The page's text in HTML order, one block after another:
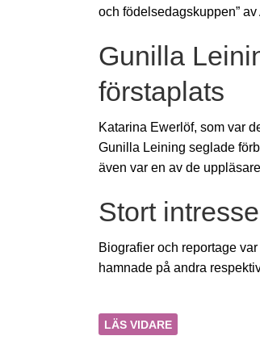
och födelsedagskuppen”
Gunilla
förstaplats
Katarina Ewerlöf, som var
Gunilla Leining seglade
även var en av de
Stort
Biografier och reportage
hamnade på andra
LÄS VIDARE